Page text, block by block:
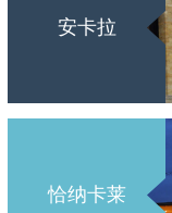
安卡拉
恰纳卡莱